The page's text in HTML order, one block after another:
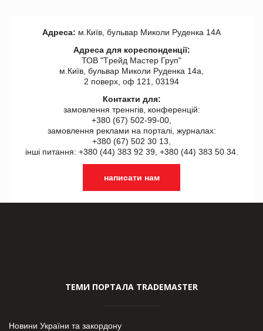
Адреса: м.Київ, бульвар Миколи Руденка 14А
Адреса для кореспонденції:
ТОВ "Tрейд Мастер Груп"
м.Київ, бульвар Миколи Руденка 14а,
2 поверх, оф 121, 03194
Контакти для:
замовлення треннгів, конференцій:
+380 (67) 502-99-00,
замовлення реклами на порталі, журналах:
+380 (67) 502 30 13,
інші питання: +380 (44) 383 92 39, +380 (44) 383 50 34.
написати нам
ТЕМИ ПОРТАЛА TRADEMASTER
Новини України та закордону